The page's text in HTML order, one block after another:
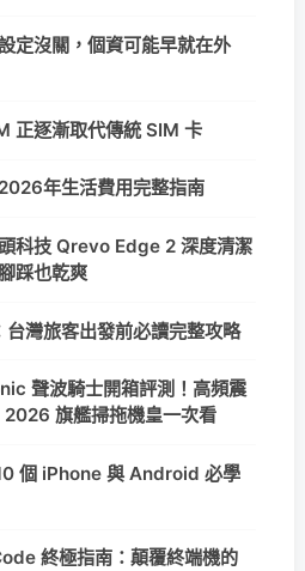
定沒關，個資可能早就在外
正逐漸取代傳統 SIM 卡
年生活費用完整指南
科技 Qrevo Edge 2 深度清潔
踩也乾爽
灣旅客出發前必讀完整攻略
聲波騎士開箱評測！高頻震
旗艦掃拖機皇一次看
個 iPhone 與 Android 必學
終極指南：顛覆終端機的